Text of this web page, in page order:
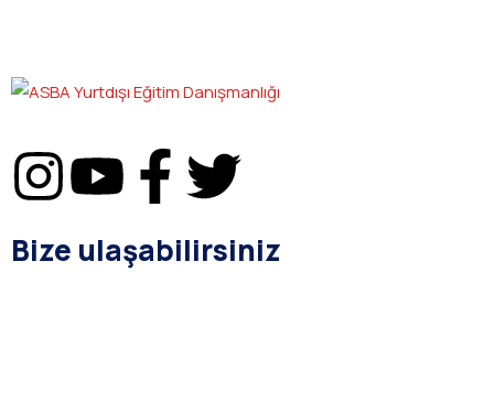
Bize ulaşabilirsiniz